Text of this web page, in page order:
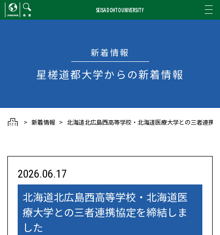
ENGLISH/CHINESE 検索
SEISA DOHTO UNIVERSITY
新着情報
星槎道都大学からの新着情報
新着情報 北海道北広島西高等学校・北海道医療大学との三者連携
2026.06.17
北海道北広島西高等学校・北海道医
療大学との三者連携協定を締結しま
した